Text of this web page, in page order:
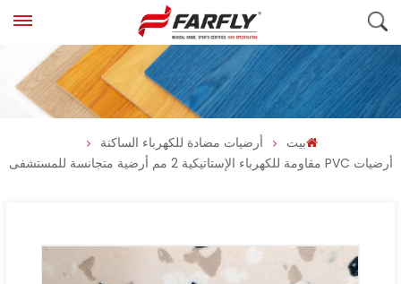
بيت
أرضيات مضادة للكهرباء الساكنة
أرضيات PVC مقاومة للكهرباء الإستاتيكية 2 مم أرضية متجانسة للمستشفى